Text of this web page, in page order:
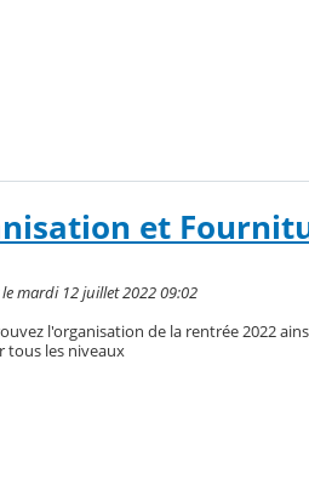
et
mardi 12 juillet 2022 09:02
l'organisation de la rentrée 2022
tous les niveaux